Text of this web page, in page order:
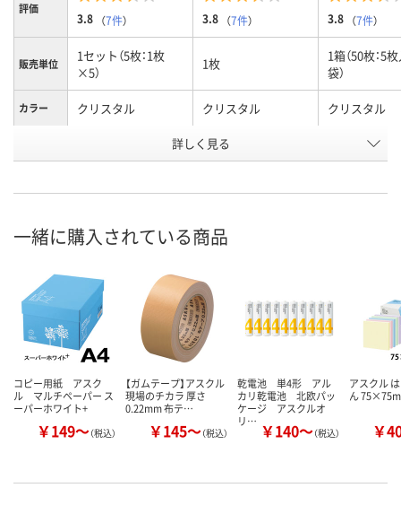
評価
3.8 （7件） 3.8 （7件） 3.8 （7件）
販売単位
1セット（5枚：1枚
×5）
1枚
1箱（50枚：5
袋）
カラー クリスタル クリスタル クリスタル
577863
8月9日（日）
カゴへ カゴへ カ
詳しく見る
一緒に購入されている商品
コピー用紙 アスク
ル マルチペーパー ス
ーパーホワイト+
￥149～（税込）
【ガムテープ】アスクル
現場のチカラ 厚さ
0.22mm 布テ…
￥145～（税込）
乾電池 単4形 アル
カリ乾電池 北欧パッ
ケージ アスクルオ
リ… ￥140～（税込）
アスクル
ん
￥